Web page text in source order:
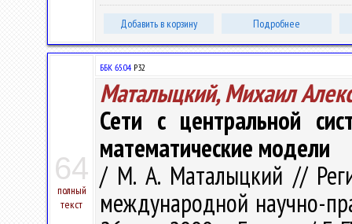
Добавить в корзину Подробнее
64
полный
текст
ББК 65.04 Р32
Маталыцкий, Михаил
Сети с центральной
математические модели
/ М. А. Маталыцкий //
международной научно-